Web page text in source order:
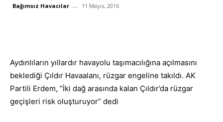
Bağımsız Havacılar 11 Mayıs, 2016
Aydınlıların yıllardır havayolu taşımacılığına açılmasını
beklediği Çıldır Havaalanı, rüzgar engeline takıldı. AK
Partili Erdem, “İki dağ arasında kalan Çıldır’da rüzgar
geçişleri risk oluşturuyor” dedi